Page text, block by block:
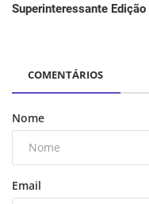
Superinteressante
COMENTÁRIOS
Nome
Email